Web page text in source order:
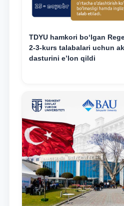
TDYU hamkori bo‘lgan
2-3-kurs talabalari uchun
dasturini e’lon qildi